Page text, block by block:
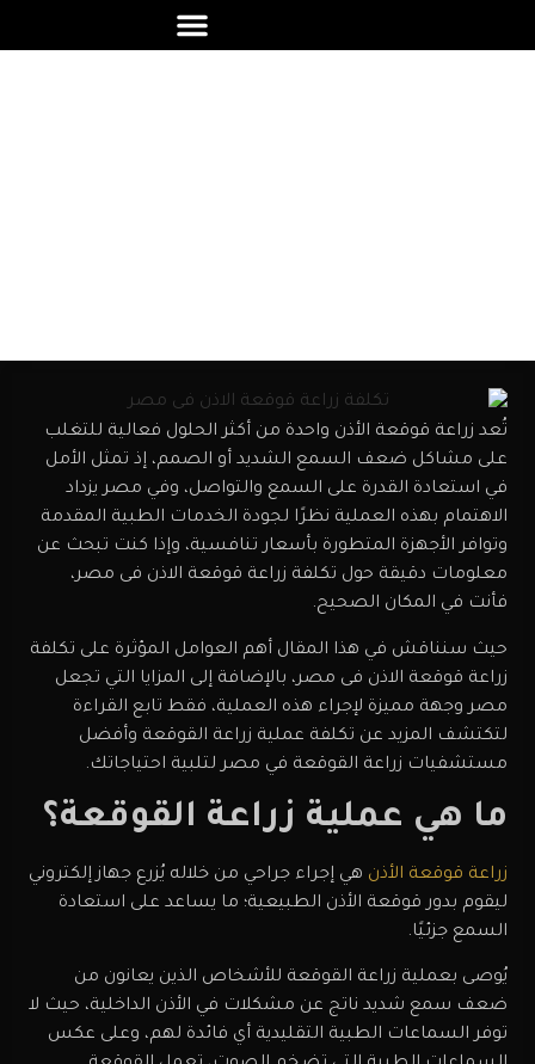
تُعد زراعة قوقعة الأذن واحدة من أكثر الحلول فعالية للتغلب
على مشاكل ضعف السمع الشديد أو الصمم، إذ تمثل الأمل
في استعادة القدرة على السمع والتواصل، وفي مصر يزداد
الاهتمام بهذه العملية نظرًا لجودة الخدمات الطبية المقدمة
وتوافر الأجهزة المتطورة بأسعار تنافسية، وإذا كنت تبحث عن
معلومات دقيقة حول تكلفة زراعة قوقعة الاذن فى مصر،
فأنت في المكان الصحيح.
حيث سنناقش في هذا المقال أهم العوامل المؤثرة على تكلفة
زراعة قوقعة الاذن فى مصر، بالإضافة إلى المزايا التي تجعل
مصر وجهة مميزة لإجراء هذه العملية، فقط تابع القراءة
لتكتشف المزيد عن تكلفة عملية زراعة القوقعة وأفضل
مستشفيات زراعة القوقعة في مصر لتلبية احتياجاتك.
ما هي عملية زراعة القوقعة؟
زراعة قوقعة الأذن هي إجراء جراحي من خلاله يُزرع جهاز إلكتروني
ليقوم بدور قوقعة الأذن الطبيعية؛ ما يساعد على استعادة
السمع جزئيًا.
يُوصى بعملية زراعة القوقعة للأشخاص الذين يعانون من
ضعف سمع شديد ناتج عن مشكلات في الأذن الداخلية، حيث لا
توفر السماعات الطبية التقليدية أي فائدة لهم، وعلى عكس